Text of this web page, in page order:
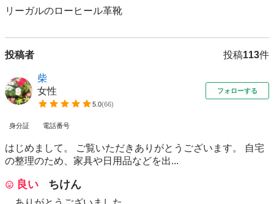
リーガルのローヒール革靴
投稿者 投稿113件
柴
女性
5.0(66)
フォローする
身分証 電話番号
はじめまして。 ご覧いただきありがとうございます。 自宅
の整理のため、家具や日用品などを出...
良い ちけん